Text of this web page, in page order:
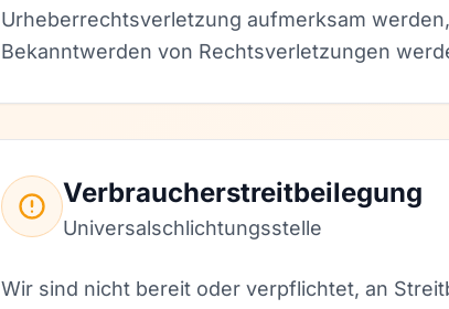
Urheberrechtsverletzung aufmerksam
Bekanntwerden von Rechtsverletzungen
Verbraucherstreitbeilegung
Universalschlichtungsstelle
Wir sind nicht bereit oder verpflichtet, an